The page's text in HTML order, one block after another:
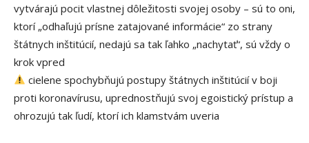
vytvárajú pocit vlastnej dôležitosti svojej osoby – sú to oni,
ktorí „odhaľujú prísne zatajované informácie“ zo strany
štátnych inštitúcií, nedajú sa tak ľahko „nachytať“, sú vždy o
krok vpred
cielene spochybňujú postupy štátnych inštitúcií v boji
proti koronavírusu, uprednostňujú svoj egoistický prístup a
ohrozujú tak ľudí, ktorí ich klamstvám uveria